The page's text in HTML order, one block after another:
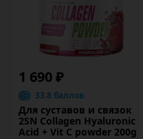
1 690 ₽
33.8 баллов
Для суставов и связок
2SN Collagen Hyaluronic
Acid + Vit C powder 200g